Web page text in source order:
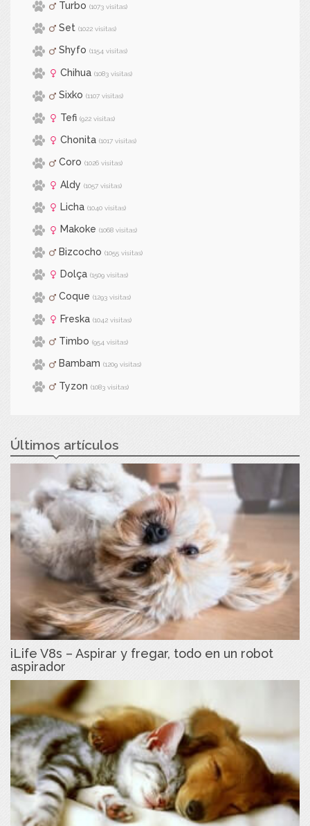
Turbo (1073 visitas)
Set (1022 visitas)
Shyfo (1154 visitas)
Chihua (1083 visitas)
Sixko (1107 visitas)
Tefi (922 visitas)
Chonita (1017 visitas)
Coro (1026 visitas)
Aldy (1057 visitas)
Licha (1040 visitas)
Makoke (1068 visitas)
Bizcocho (1055 visitas)
Dolça (1509 visitas)
Coque (1293 visitas)
Freska (1042 visitas)
Timbo (954 visitas)
Bambam (1209 visitas)
Tyzon (1083 visitas)
Últimos artículos
iLife V8s – Aspirar y fregar, todo en un robot
aspirador